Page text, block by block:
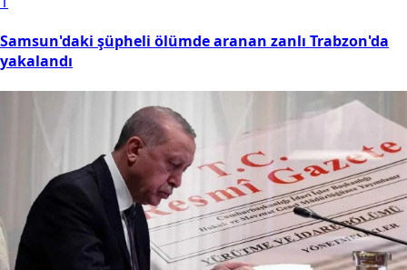
Samsun'daki şüpheli ölümde aranan zanlı Trabzon'da
yakalandı